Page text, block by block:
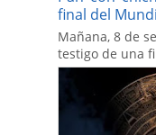
final del
Mañana, 8 de
testigo de una